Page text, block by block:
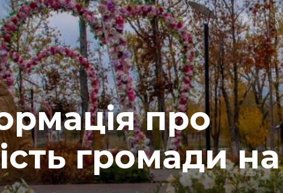
про
громади на